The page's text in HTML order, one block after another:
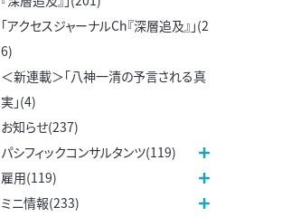
「アクセスジャーナルCh『深層追及』」(2
6)
＜新連載＞「八神一清の予言される真
実」(4)
お知らせ(237)
パシフィックコンサルタンツ(119)
雇用(119)
ミニ情報(233)